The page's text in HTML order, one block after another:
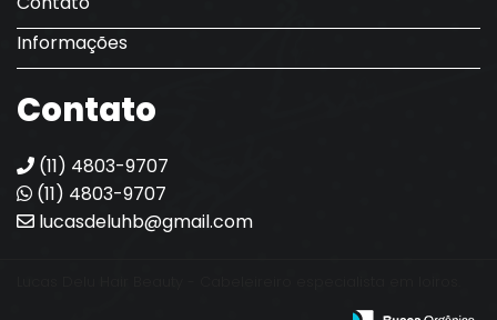
Informações
Contato
(11) 4803-9707
(11) 4803-9707
lucasdeluhb@gmail.com